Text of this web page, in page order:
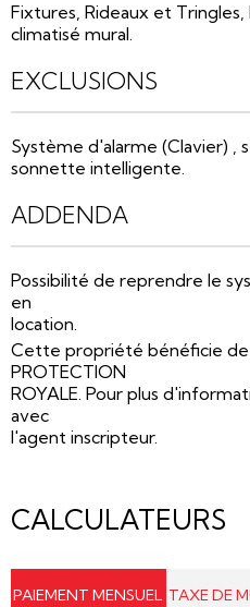
Fixtures, Rideaux et
climatisé mural.
EXCLUSIONS
Système d'alarme (Clavier) ,
sonnette intelligente.
ADDENDA
Possibilité de reprendre le
en
location.
Cette propriété bénéficie de
PROTECTION
ROYALE. Pour plus
avec
l'agent inscripteur.
CALCULATEURS
PAIEMENT MENSUEL TAXE DE